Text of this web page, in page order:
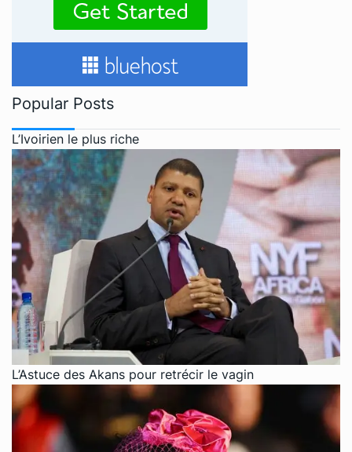
Popular Posts
L’Ivoirien le plus riche
L’Astuce des Akans pour retrécir le vagin